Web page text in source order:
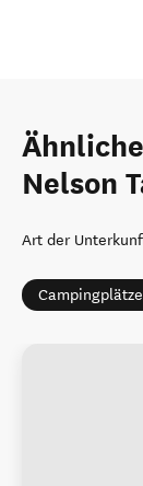
Nelson
Art der
Campingplätze